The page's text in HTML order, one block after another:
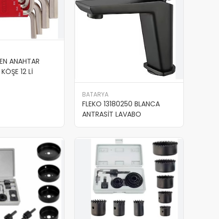
ANAHTAR
12 Lİ
BATARYA
FLEKO 13180250 BLANCA
ANTRASİT LAVABO